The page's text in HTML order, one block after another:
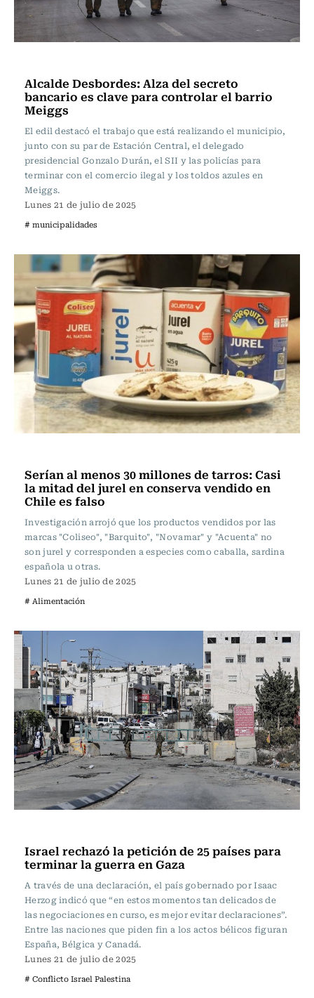
Alcalde Desbordes: Alza del secreto
bancario es clave para controlar el barrio
Meiggs
El edil destacó el trabajo que está realizando el municipio,
junto con su par de Estación Central, el delegado
presidencial Gonzalo Durán, el SII y las policías para
terminar con el comercio ilegal y los toldos azules en
Meiggs.
Lunes 21 de julio de 2025
# municipalidades
Serían al menos 30 millones de tarros: Casi
la mitad del jurel en conserva vendido en
Chile es falso
Investigación arrojó que los productos vendidos por las
marcas "Coliseo", "Barquito", "Novamar" y "Acuenta" no
son jurel y corresponden a especies como caballa, sardina
española u otras.
Lunes 21 de julio de 2025
# Alimentación
Israel rechazó la petición de 25 países para
terminar la guerra en Gaza
A través de una declaración, el país gobernado por Isaac
Herzog indicó que “en estos momentos tan delicados de
las negociaciones en curso, es mejor evitar declaraciones”.
Entre las naciones que piden fin a los actos bélicos figuran
España, Bélgica y Canadá.
Lunes 21 de julio de 2025
# Conflicto Israel Palestina